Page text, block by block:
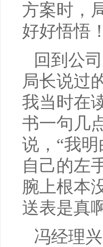
方案时，
好好悟悟
回到公
局长说过
我当时在
书一句几
说，“我
自己的左
腕上根本
送表是真
冯经理